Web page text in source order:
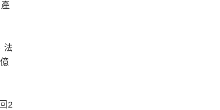
法
2